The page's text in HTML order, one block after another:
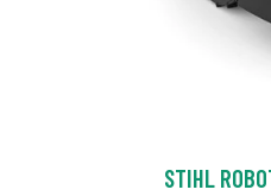
STIHL